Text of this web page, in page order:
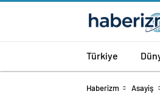
Türkiye
Haberizm Asayiş